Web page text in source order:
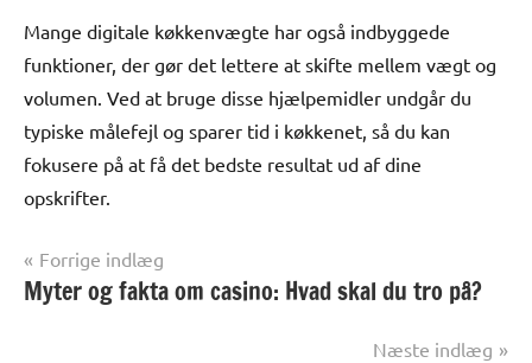
Mange digitale køkkenvægte har også indbyggede
funktioner, der gør det lettere at skifte mellem vægt og
volumen. Ved at bruge disse hjælpemidler undgår du
typiske målefejl og sparer tid i køkkenet, så du kan
fokusere på at få det bedste resultat ud af dine
opskrifter.
Alle
Indlægsnavigation
Forrige indlæg
Myter og fakta om casino: Hvad skal du tro på?
Næste indlæg